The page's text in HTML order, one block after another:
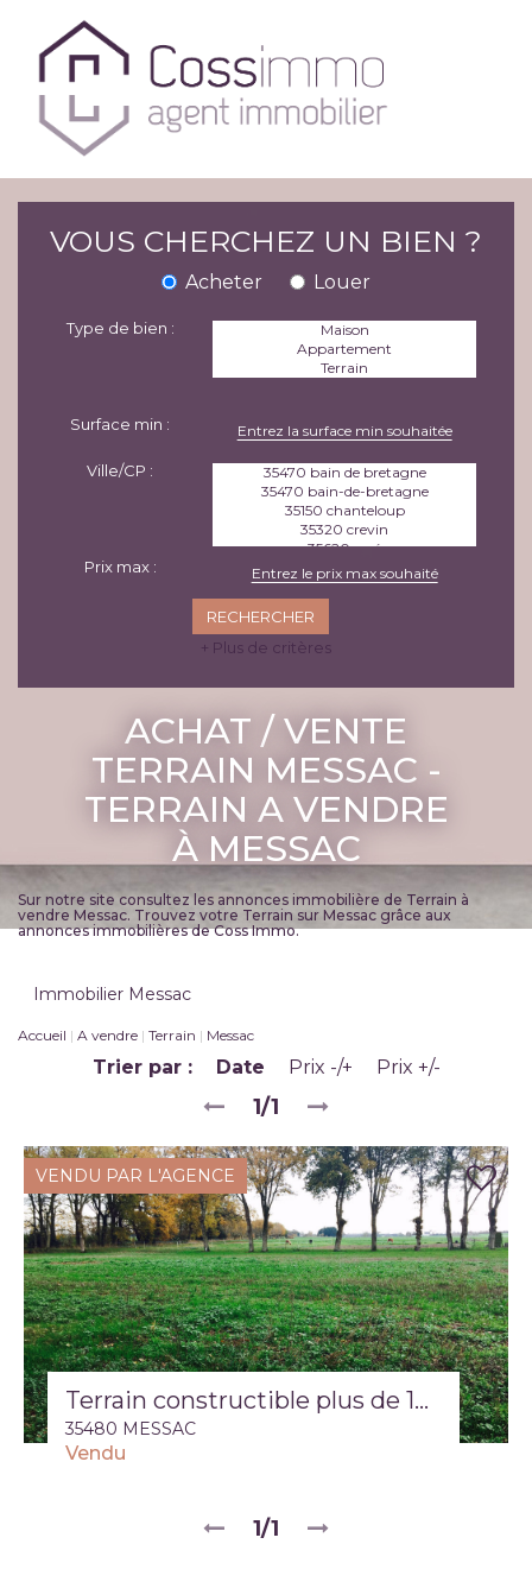
VOUS CHERCHEZ UN BIEN ?
Acheter Louer
Type de bien :
Surface min :
Ville/CP :
Prix max :
+ Plus de critères
ACHAT / VENTE
TERRAIN MESSAC -
TERRAIN A VENDRE
À MESSAC
Sur notre site consultez les annonces immobilière de Terrain à
vendre Messac. Trouvez votre Terrain sur Messac grâce aux
annonces immobilières de Coss Immo.
Immobilier Messac
Accueil A vendre Terrain Messac
Trier par : Date Prix -/+ Prix +/-
1/1
VENDU PAR L'AGENCE
Terrain constructible plus de 1080 m2 hors lotissement
35480 MESSAC
Vendu
1/1